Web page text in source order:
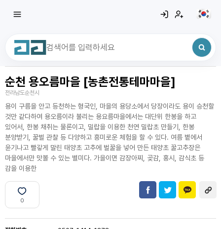
최근 검색어
순천 용오름마을 [농촌전통테마마을]
전라남도순천시
용이 구름을 안고 등천하는 형국인, 마을의 용당소에서 당장이라도 용이 승천할
것만 같다하여 용오름이라 불리는 용요름마을에서는 대단위 한봉을 하고
있어서, 한봉 채취는 물론이고, 밀랍을 이용한 천연 밀랍초 만들기, 한봉
분양받기, 꿀벌 관찰 등 다양하고 흥미로운 체험을 할 수 있다. 여름 볕에서
윤기나고 빨갛게 말린 태양초 고추에 벌꿀을 넣어 만든 태양초 꿀고추장은
마을에서만 맛볼 수 있는 별미다. 가을이면 감장아찌, 곶감, 홍시, 감식초 등
감을 이용한
0